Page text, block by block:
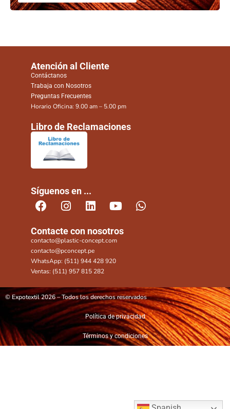
Atención al Cliente
Contáctanos
Trabaja con Nosotros
Preguntas Frecuentes
Horario Oficina: 9.00 am – 5.00 pm
Libro de Reclamaciones
Síguenos en ...
Contacte con nosotros
contacto@plastic-concept.com
contacto@pconcept.pe
WhatsApp: (511) 944 428 920
Ventas: (511) 957 815 282
© Expotextil 2026 – Todos los derechos reservados
Política de privacidad
Términos y condiciones